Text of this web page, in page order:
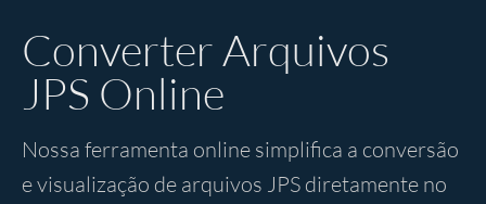
Descompactar
Converter
Converter Arquivos
JPS Online
Nossa ferramenta online simplifica a conversão
e visualização de arquivos JPS diretamente no